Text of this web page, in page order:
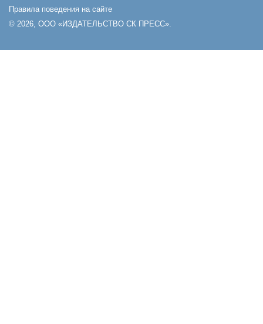
Правила поведения на сайте
© 2026, ООО «ИЗДАТЕЛЬСТВО СК ПРЕСС».